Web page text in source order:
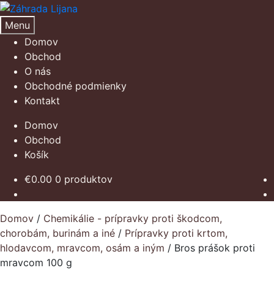
Preskočiť
na
navigáciu
Preskočiť
na
obsah
Menu
Domov
Obchod
O nás
Obchodné podmienky
Kontakt
Domov
Obchod
Košík
€0.00 0 produktov
Domov / Chemikálie - prípravky proti škodcom,
chorobám, burinám a iné / Prípravky proti krtom,
hlodavcom, mravcom, osám a iným / Bros prášok proti
mravcom 100 g